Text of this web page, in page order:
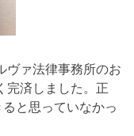
ヴァ法律事務所のお
完済しました。正
と思っていなかっ